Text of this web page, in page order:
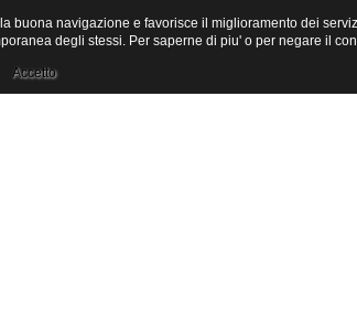
buona navigazione e favorisce il miglioramento dei
degli stessi. Per saperne di piu' o per negare il
Accetto